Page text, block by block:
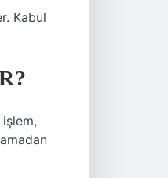
Kabul
işlem,